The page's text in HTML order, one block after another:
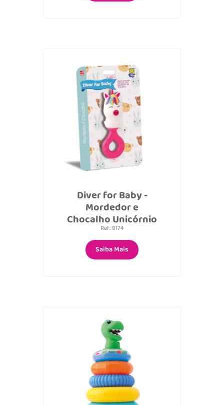
Diver for Baby -
Mordedor e
Chocalho Unicórnio
Ref.: 8174
Saiba Mais